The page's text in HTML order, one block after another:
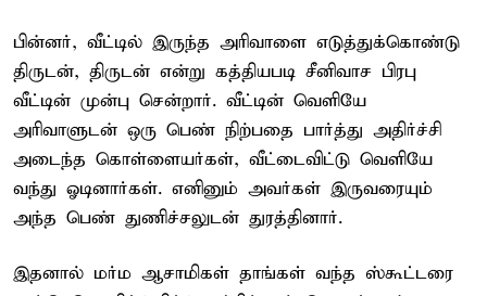
பின்னர், வீட்டில் இருந்த அரிவாளை எடுத்துக்கொண்டு
திருடன், திருடன் என்று கத்தியபடி சீனிவாச பிரபு
வீட்டின் முன்பு சென்றார். வீட்டின் வெளியே
அரிவாளுடன் ஒரு பெண் நிற்பதை பார்த்து அதிர்ச்சி
அடைந்த கொள்ளையர்கள், வீட்டைவிட்டு வெளியே
வந்து ஓடினார்கள். எனினும் அவர்கள் இருவரையும்
அந்த பெண் துணிச்சலுடன் துரத்தினார்.
இதனால் மர்ம ஆசாமிகள் தாங்கள் வந்த ஸ்கூட்டரை